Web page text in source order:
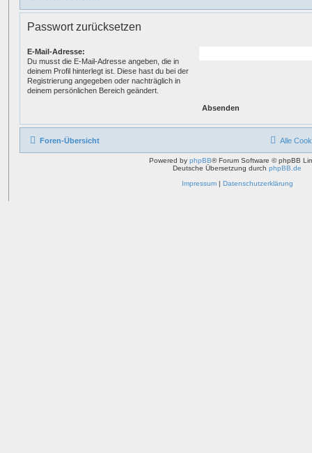
Passwort zurücksetzen
E-Mail-Adresse:
Du musst die E-Mail-Adresse angeben, die in
deinem Profil hinterlegt ist. Diese hast du bei der
Registrierung angegeben oder nachträglich in
deinem persönlichen Bereich geändert.
Foren-Übersicht Alle
Powered by phpBB® Forum Software © phpBB
Deutsche Übersetzung durch phpBB.de
Impressum| Datenschutzerklärung